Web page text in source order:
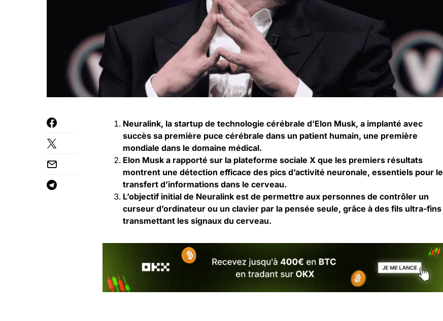
Neuralink, la startup de technologie cérébrale d’Elon Musk, a implanté avec
succès sa première puce cérébrale dans un patient humain, une première
mondiale dans le domaine médical.
Elon Musk a rapporté sur la plateforme sociale X que les premiers résultats
montrent une détection efficace des pics d’activité neuronale, essentiels pour le
transfert d’informations dans le cerveau.
L’objectif initial de Neuralink est de permettre aux personnes de contrôler un
curseur d’ordinateur ou un clavier par la pensée seule, grâce à des fils ultra-fins
transmettant les signaux du cerveau.